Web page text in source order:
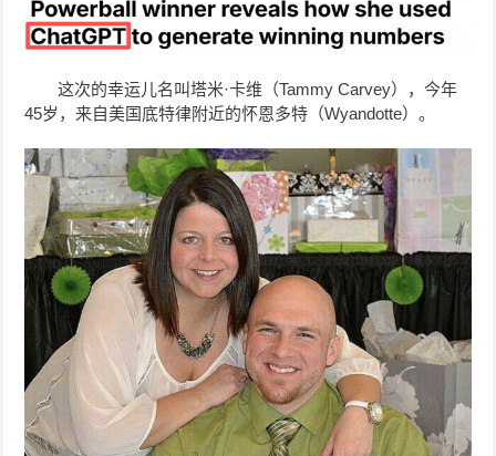
这次的幸运儿名叫塔米·卡维（Tammy Carvey），今年
45岁，来自美国底特律附近的怀恩多特（Wyandotte）。